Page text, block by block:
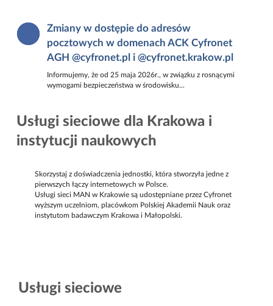
Zmiany w dostępie do adresów
pocztowych w domenach ACK Cyfronet
AGH @cyfronet.pl i @cyfronet.krakow.pl
Informujemy, że od 25 maja 2026r., w związku z rosnącymi
wymogami bezpieczeństwa w środowisku...
Usługi sieciowe dla Krakowa i
instytucji naukowych
Skorzystaj z doświadczenia jednostki, która stworzyła jedne z
pierwszych łączy internetowych w Polsce.
Usługi sieci MAN w Krakowie są udostępniane przez Cyfronet
wyższym uczelniom, placówkom Polskiej Akademii Nauk oraz
instytutom badawczym Krakowa i Małopolski.
Usługi sieciowe